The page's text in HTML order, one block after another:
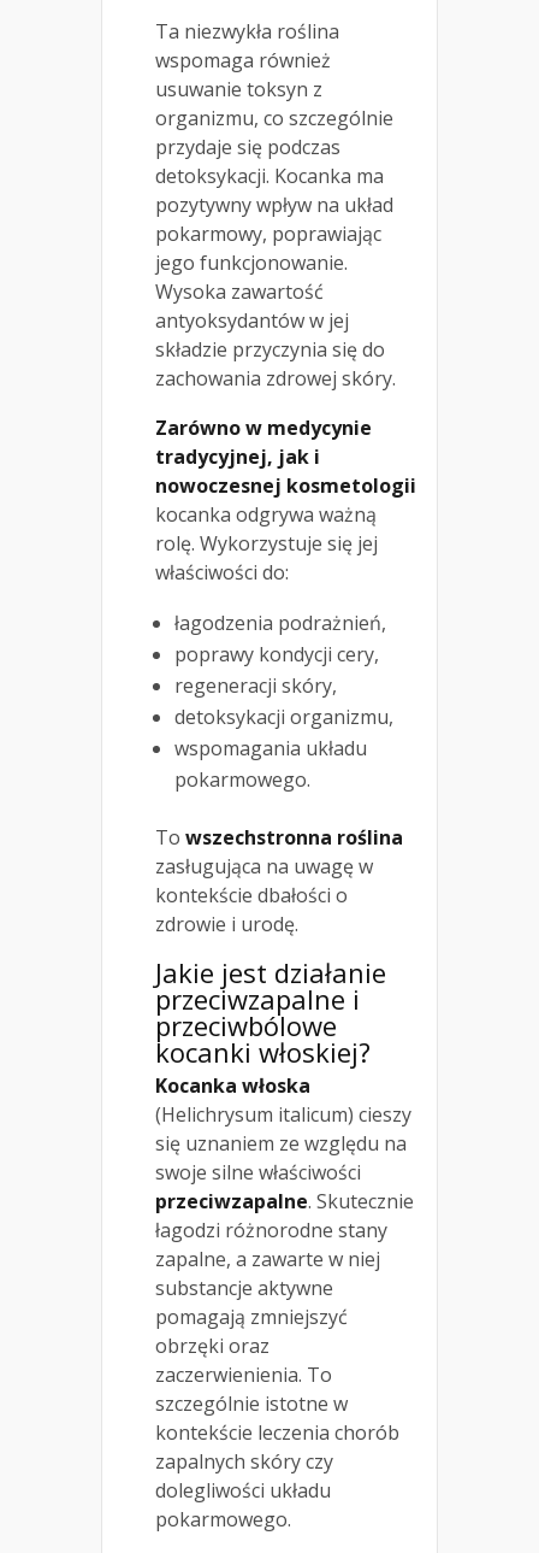
Ta niezwykła roślina
wspomaga również
usuwanie toksyn z
organizmu, co szczególnie
przydaje się podczas
detoksykacji. Kocanka ma
pozytywny wpływ na układ
pokarmowy, poprawiając
jego funkcjonowanie.
Wysoka zawartość
antyoksydantów w jej
składzie przyczynia się do
zachowania zdrowej skóry.
Zarówno w medycynie
tradycyjnej, jak i
nowoczesnej kosmetologii
kocanka odgrywa ważną
rolę. Wykorzystuje się jej
właściwości do:
łagodzenia podrażnień,
poprawy kondycji cery,
regeneracji skóry,
detoksykacji organizmu,
wspomagania układu
pokarmowego.
To wszechstronna roślina
zasługująca na uwagę w
kontekście dbałości o
zdrowie i urodę.
Jakie jest działanie
przeciwzapalne i
przeciwbólowe
kocanki włoskiej?
Kocanka włoska
(Helichrysum italicum) cieszy
się uznaniem ze względu na
swoje silne właściwości
przeciwzapalne. Skutecznie
łagodzi różnorodne stany
zapalne, a zawarte w niej
substancje aktywne
pomagają zmniejszyć
obrzęki oraz
zaczerwienienia. To
szczególnie istotne w
kontekście leczenia chorób
zapalnych skóry czy
dolegliwości układu
pokarmowego.